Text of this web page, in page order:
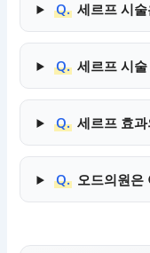
Q. 세르프 시
Q. 세르프 시
Q. 세르프 효
Q. 오드의원은